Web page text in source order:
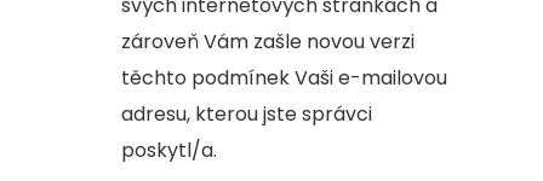
zároveň Vám zašle novou verzi
těchto podmínek Vaši e-mailovou
adresu, kterou jste správci
poskytl/a.